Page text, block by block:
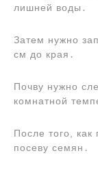
лишней воды․
Затем нужно
см до края․
Почву нужно
комнатной
После того, как
посеву семян․